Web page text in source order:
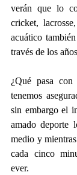
verán que lo
cricket,
acuático
través de los
¿Qué pasa
tenemos
sin embargo el
amado deporte
medio y
cada cinco
ever.